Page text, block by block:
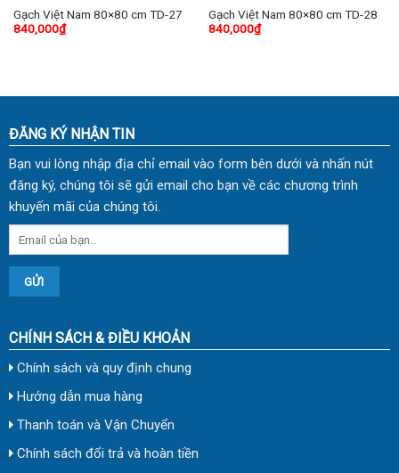
Gạch Việt Nam 80×80 cm TD-27
840,000₫
Gạch Việt Nam 80×80 cm TD-28
840,000₫
ĐĂNG KÝ NHẬN TIN
Bạn vui lòng nhập địa chỉ email vào form bên dưới và nhấn nút
đăng ký, chúng tôi sẽ gửi email cho bạn về các chương trình
khuyến mãi của chúng tôi.
CHÍNH SÁCH & ĐIỀU KHOẢN
Chính sách và quy định chung
Hướng dẫn mua hàng
Thanh toán và Vận Chuyển
Chính sách đổi trả và hoàn tiền